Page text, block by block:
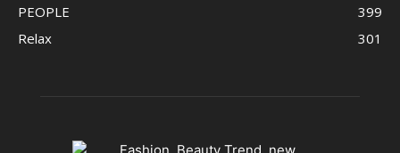
PEOPLE
399
Relax
301